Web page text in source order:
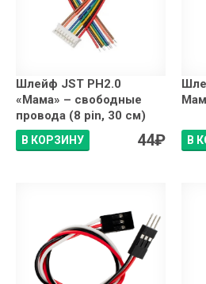
Шлейф JST PH2.0
«Мама» – свободные
провода (8 pin, 30 см)
В КОРЗИНУ 44₽ В